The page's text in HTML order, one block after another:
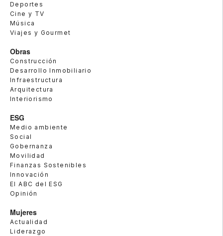
Deportes
Cine y TV
Música
Viajes y Gourmet
Obras
Construcción
Desarrollo Inmobiliario
Infraestructura
Arquitectura
Interiorismo
ESG
Medio ambiente
Social
Gobernanza
Movilidad
Finanzas Sostenibles
Innovación
El ABC del ESG
Opinión
Mujeres
Actualidad
Liderazgo